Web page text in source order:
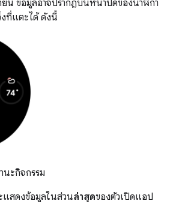
นี้ ข้อมูลอาจปรากฏบนหน้าปัดของนาฬิกา
ที่แตะได้ ดังนี้
ะกิจกรรม
แสดงข้อมูลในส่วนล่าสุดของตัวเปิดแอป